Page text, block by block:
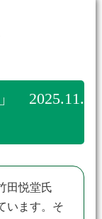
2025.11.
田悦堂氏
います。そ